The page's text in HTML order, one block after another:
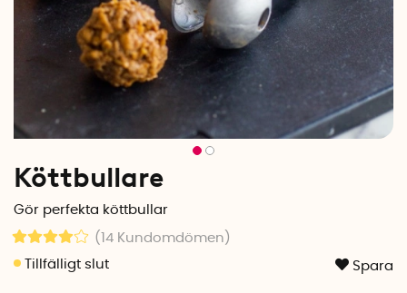
Köttbullare
Gör perfekta köttbullar
(14 Kundomdömen )
Spara